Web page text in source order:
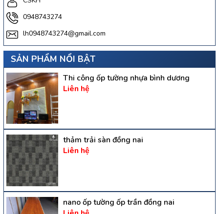
0948743274
lh0948743274@gmail.com
SẢN PHẨM NỔI BẬT
Thi công ốp tường nhựa bình dương
Liên hệ
thảm trải sàn đồng nai
Liên hệ
nano ốp tường ốp trần đồng nai